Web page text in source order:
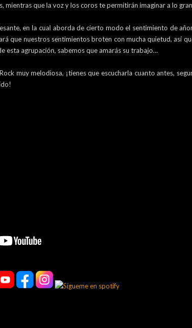
mientras que la voz y los coros te permitirán imaginar a lo
en la cual aborda de cierto modo el sentimiento de
que nuestros sentimientos broten con mucha quietud, así
esta agrupación, sabemos que amarás su trabajo…
muy melodiosa, ¡tienes que escucharla cuanto antes,